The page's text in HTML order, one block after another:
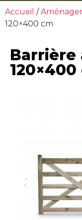
Accueil /
120×400 cm
Barrière
120×400